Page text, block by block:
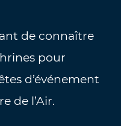
de connaître
pour
d’événement
de l’Air.